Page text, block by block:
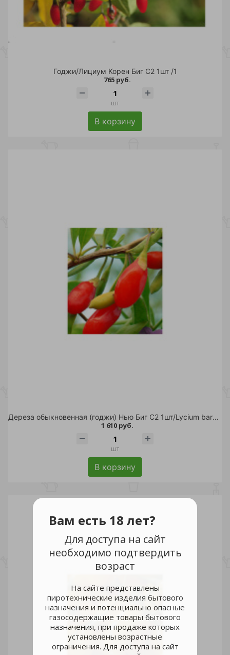
Вам есть 18 лет?
Для доступа на сайт
необходимо подтвердить
возраст
На сайте представлены
пиротехнические изделия бытового
назначения и потенциально опасные
газосодержащие товары бытового
назначения, при продаже которых
установлены возрастные
ограничения. Для доступа на сайт
Годжи/Лициум Корен Биг С2 1шт /1
765 руб.
шт
В корзину
Дереза обыкновенная (годжи) Нью Биг С2 1шт/Lycium barbarum New Big
1 610 руб.
шт
В корзину